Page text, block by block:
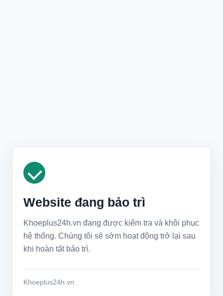
Website đang bảo trì
Khoeplus24h.vn đang được kiểm tra và khôi phục
hệ thống. Chúng tôi sẽ sớm hoạt động trở lại sau
khi hoàn tất bảo trì.
Khoeplus24h.vn